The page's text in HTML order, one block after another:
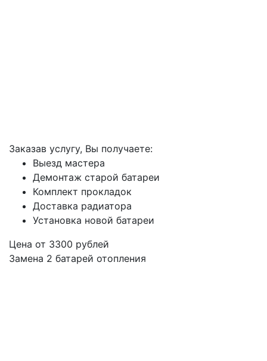
Заказав услугу, Вы получаете:
Выезд мастера
Демонтаж старой батареи
Комплект прокладок
Доставка радиатора
Установка новой батареи
Цена от 3300 рублей
Замена 2 батарей отопления